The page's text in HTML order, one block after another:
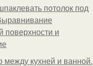
потолок под
поверхности и
между кухней и ванной.